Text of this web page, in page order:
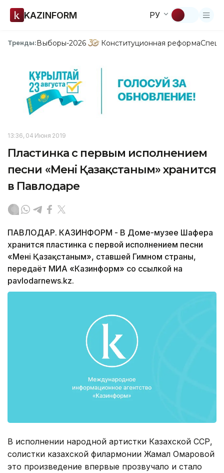
KAZINFORM РУ
Тренды:Выборы-2026 Конституционная реформа
13:36, 04 Июня 2019
Пластинка с первым исполнением
песни «Менiң Қазақстаным» хранится
в Павлодаре
ПАВЛОДАР. КАЗИНФОРМ - В Доме-музее Шафера
хранится пластинка с первой исполнением песни
«Менiң Қазақстаным», ставшей Гимном страны,
передаёт МИА «Казинформ» со ссылкой на
pavlodarnews.kz.
В исполнении народной артистки Казахской ССР,
солистки казахской филармонии Жамал Омаровой
это произведение впервые прозвучало и стало